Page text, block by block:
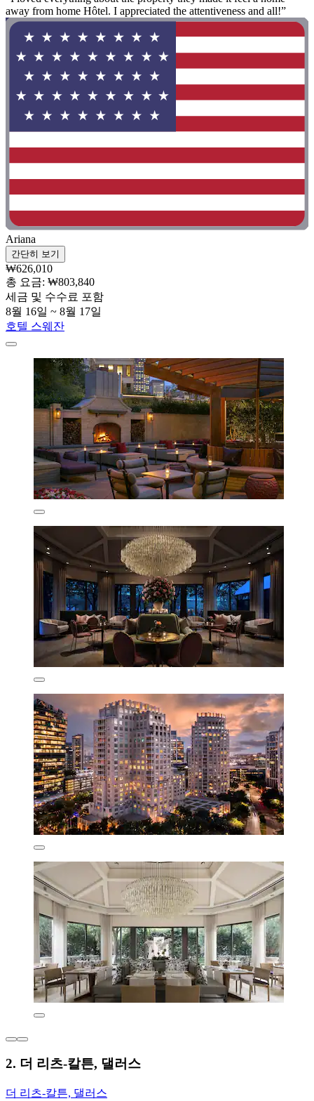
away from home Hôtel. I appreciated the attentiveness and all!”
Ariana
간단히 보기
₩626,010
총 요금: ₩803,840
세금 및 수수료 포함
8월 16일 ~ 8월 17일
호텔 스웨잔
2. 더 리츠-칼튼, 댈러스
더 리츠-칼튼, 댈러스